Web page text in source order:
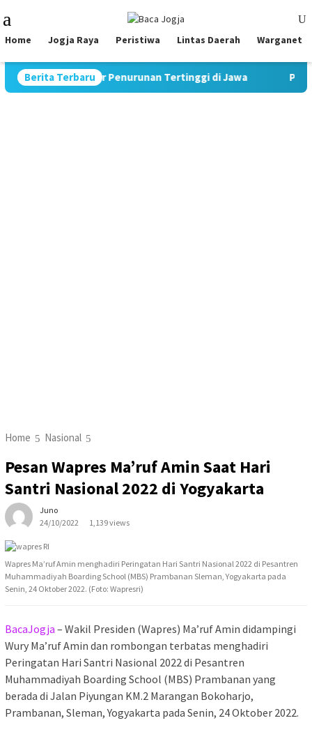
to
content
Menu
Home Jogja Raya Peristiwa Lintas Daerah Warganet
Berita Terbaru
Rekor Penurunan Tertinggi di Jawa Pimpin Strategi
Home Nasional
Pesan Wapres Ma’ruf Amin Saat Hari
Santri Nasional 2022 di Yogyakarta
Juno
24/10/2022
1,139 views
Wapres Ma’ruf Amin menghadiri Peringatan Hari Santri Nasional 2022 di Pesantren
Muhammadiyah Boarding School (MBS) Prambanan Sleman, Yogyakarta pada
Senin, 24 Oktober 2022. (Foto: Wapresri)
BacaJogja – Wakil Presiden (Wapres) Ma’ruf Amin didampingi
Wury Ma’ruf Amin dan rombongan terbatas menghadiri
Peringatan Hari Santri Nasional 2022 di Pesantren
Muhammadiyah Boarding School (MBS) Prambanan yang
berada di Jalan Piyungan KM.2 Marangan Bokoharjo,
Prambanan, Sleman, Yogyakarta pada Senin, 24 Oktober 2022.